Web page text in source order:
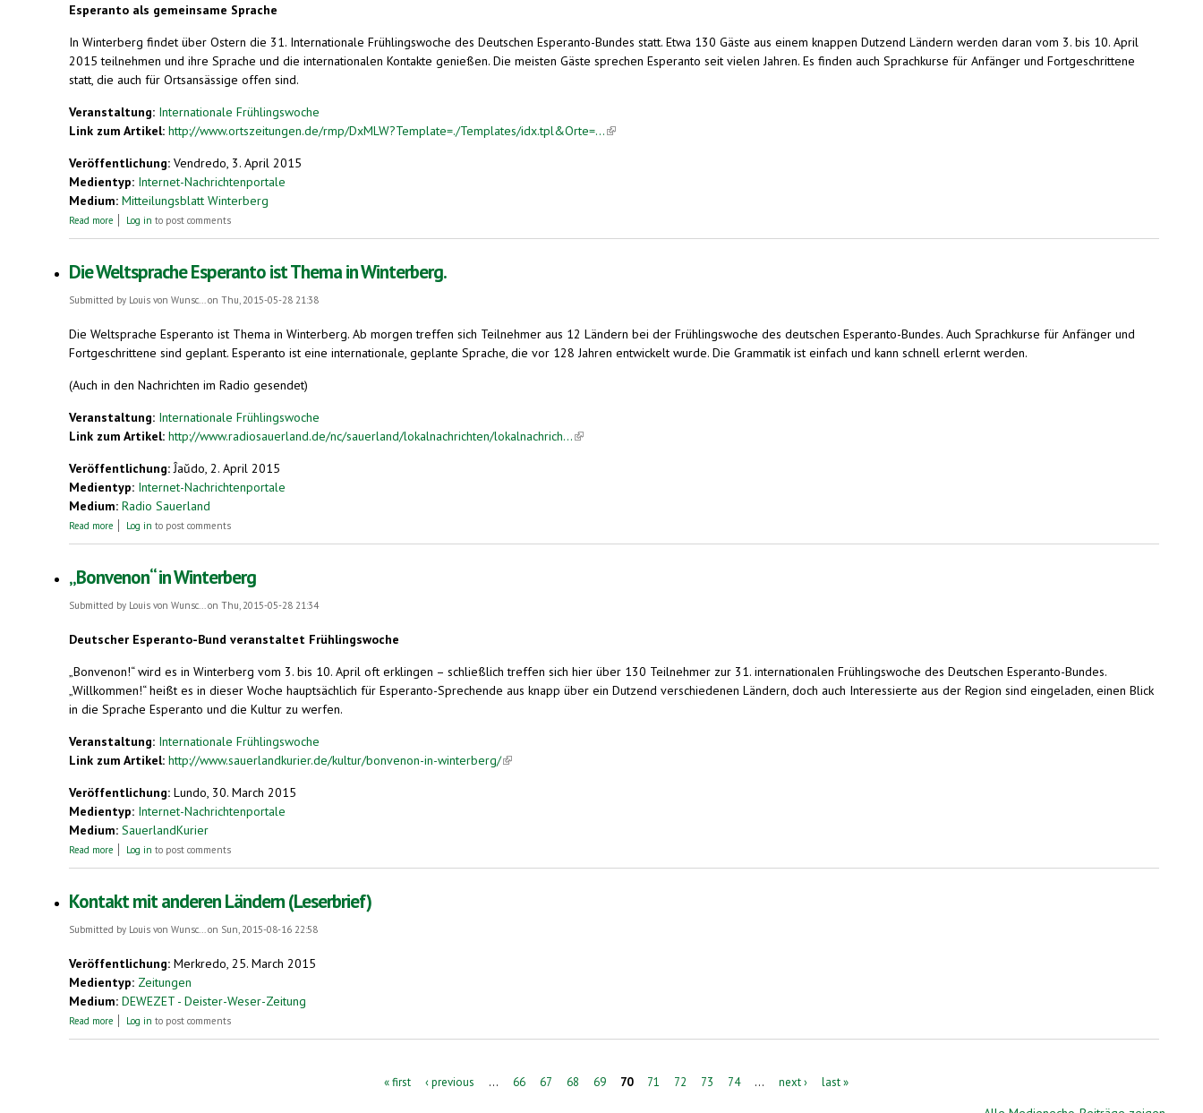
Esperanto als gemeinsame Sprache
In Winterberg findet über Ostern die 31. Internationale Frühlingswoche des Deutschen Esperanto-Bundes statt. Etwa 130 Gäste aus einem knappen Dutzend Ländern werden daran vom 3. bis 10. April
2015 teilnehmen und ihre Sprache und die internationalen Kontakte genießen. Die meisten Gäste sprechen Esperanto seit vielen Jahren. Es finden auch Sprachkurse für Anfänger und Fortgeschrittene
statt, die auch für Ortsansässige offen sind.
Veranstaltung: Internationale Frühlingswoche
Link zum Artikel: http://www.ortszeitungen.de/rmp/DxMLW?Template=./Templates/idx.tpl&Orte=...(link is external)
Veröffentlichung: Vendredo, 3. April 2015
Medientyp: Internet-Nachrichtenportale
Medium: Mitteilungsblatt Winterberg
Read more about Esperanto-Frühlingstreffen in Winterberg
Log in to post comments
Die Weltsprache Esperanto ist Thema in Winterberg.
Submitted by Louis von Wunsc...on Thu, 2015-05-28 21:38
Die Weltsprache Esperanto ist Thema in Winterberg. Ab morgen treffen sich Teilnehmer aus 12 Ländern bei der Frühlingswoche des deutschen Esperanto-Bundes. Auch Sprachkurse für Anfänger und
Fortgeschrittene sind geplant. Esperanto ist eine internationale, geplante Sprache, die vor 128 Jahren entwickelt wurde. Die Grammatik ist einfach und kann schnell erlernt werden.
(Auch in den Nachrichten im Radio gesendet)
Veranstaltung: Internationale Frühlingswoche
Link zum Artikel: http://www.radiosauerland.de/nc/sauerland/lokalnachrichten/lokalnachrich...(link is external)
Veröffentlichung:Ĵaŭdo, 2. April 2015
Medientyp: Internet-Nachrichtenportale
Medium: Radio Sauerland
Read more about Die Weltsprache Esperanto ist Thema in Winterberg.
Log in to post comments
„Bonvenon“ in Winterberg
Submitted by Louis von Wunsc... on Thu, 2015-05-28 21:34
Deutscher Esperanto-Bund veranstaltet Frühlingswoche
„Bonvenon!“ wird es in Winterberg vom 3. bis 10. April oft erklingen – schließlich treffen sich hier über 130 Teilnehmer zur 31. internationalen Frühlingswoche des Deutschen Esperanto-Bundes.
„Willkommen!“ heißt es in dieser Woche hauptsächlich für Esperanto-Sprechende aus knapp über ein Dutzend verschiedenen Ländern, doch auch Interessierte aus der Region sind eingeladen, einen Blick
in die Sprache Esperanto und die Kultur zu werfen.
Veranstaltung: Internationale Frühlingswoche
Link zum Artikel: http://www.sauerlandkurier.de/kultur/bonvenon-in-winterberg/(link is external)
Veröffentlichung: Lundo, 30. March 2015
Medientyp: Internet-Nachrichtenportale
Medium: SauerlandKurier
Read more about „Bonvenon“ in Winterberg
Log in to post comments
Kontakt mit anderen Ländern (Leserbrief)
Submitted by Louis von Wunsc... on Sun, 2015-08-16 22:58
Veröffentlichung: Merkredo, 25. March 2015
Medientyp: Zeitungen
Medium: DEWEZET - Deister-Weser-Zeitung
Read more about Kontakt mit anderen Ländern (Leserbrief)
Log in to post comments
« first ‹ previous … 66 67 68 69 70 71 72 73 74 … next › last »